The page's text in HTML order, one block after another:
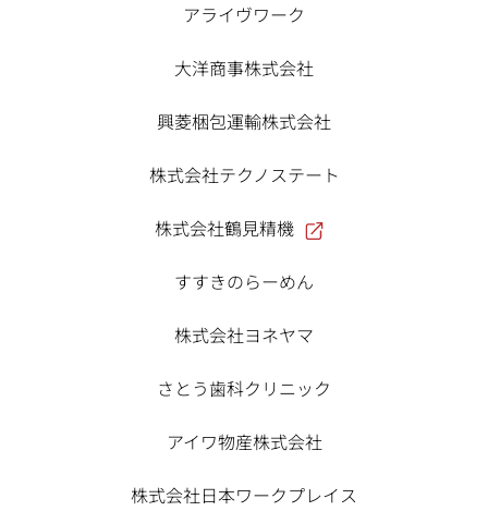
アライヴワーク
大洋商事株式会社
興菱梱包運輸株式会社
株式会社テクノステート
株式会社鶴見精機
すすきのらーめん
株式会社ヨネヤマ
さとう歯科クリニック
アイワ物産株式会社
株式会社日本ワークプレイス